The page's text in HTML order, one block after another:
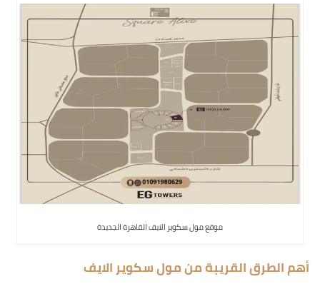
موقع مول سكوير الايف القاهرة الجديدة
أهم الطرق القريبة من مول سكوير الايف